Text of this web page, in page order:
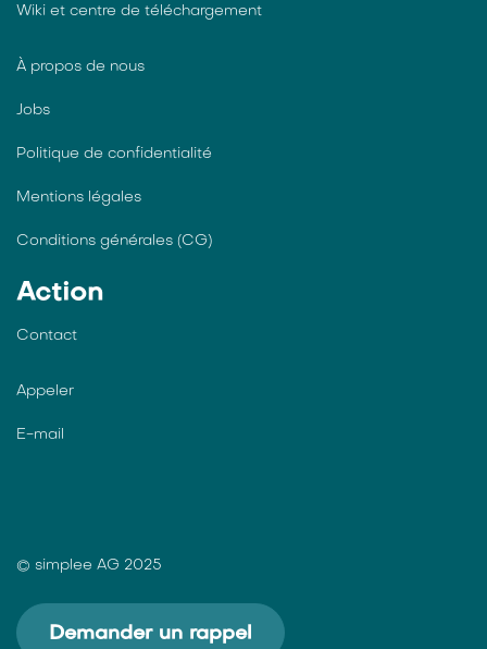
Wiki et centre de téléchargement
À propos de nous
Jobs
Politique de confidentialité
Mentions légales
Conditions générales (CG)
Action
Contact
Appeler
E-mail
© simplee AG 2025
Demander un rappel